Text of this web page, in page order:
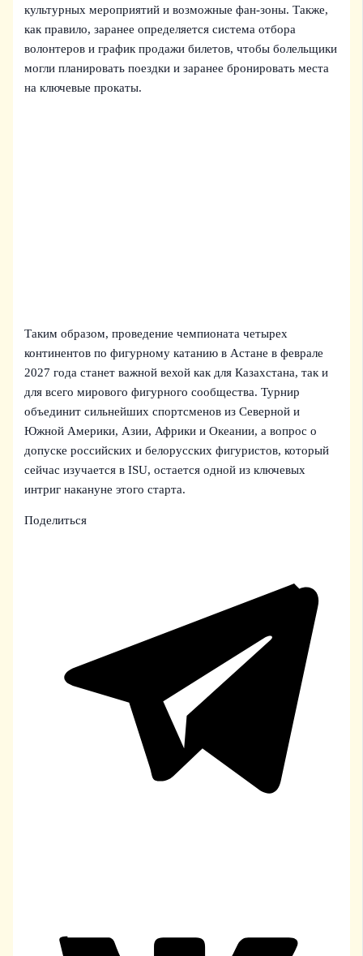
культурных мероприятий и возможные фан‑зоны. Также,
как правило, заранее определяется система отбора
волонтеров и график продажи билетов, чтобы болельщики
могли планировать поездки и заранее бронировать места
на ключевые прокаты.
Таким образом, проведение чемпионата четырех
континентов по фигурному катанию в Астане в феврале
2027 года станет важной вехой как для Казахстана, так и
для всего мирового фигурного сообщества. Турнир
объединит сильнейших спортсменов из Северной и
Южной Америки, Азии, Африки и Океании, а вопрос о
допуске российских и белорусских фигуристов, который
сейчас изучается в ISU, остается одной из ключевых
интриг накануне этого старта.
Поделиться